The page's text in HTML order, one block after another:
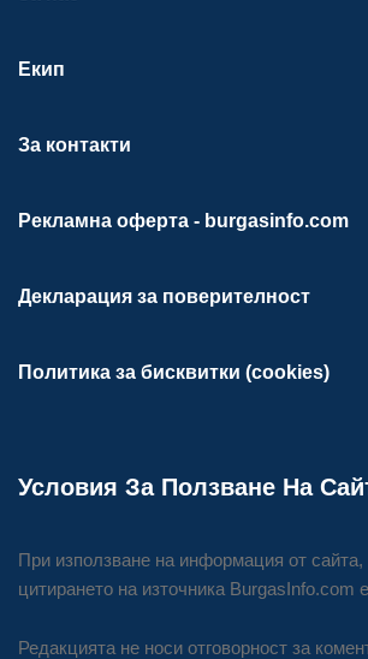
Екип
За контакти
Рекламна оферта - burgasinfo.com
Декларация за поверителност
Политика за бисквитки (cookies)
Условия За Ползване На
При използване на информация от сайта,
цитирането на източника BurgasInfo.com
Редакцията не носи отговорност за